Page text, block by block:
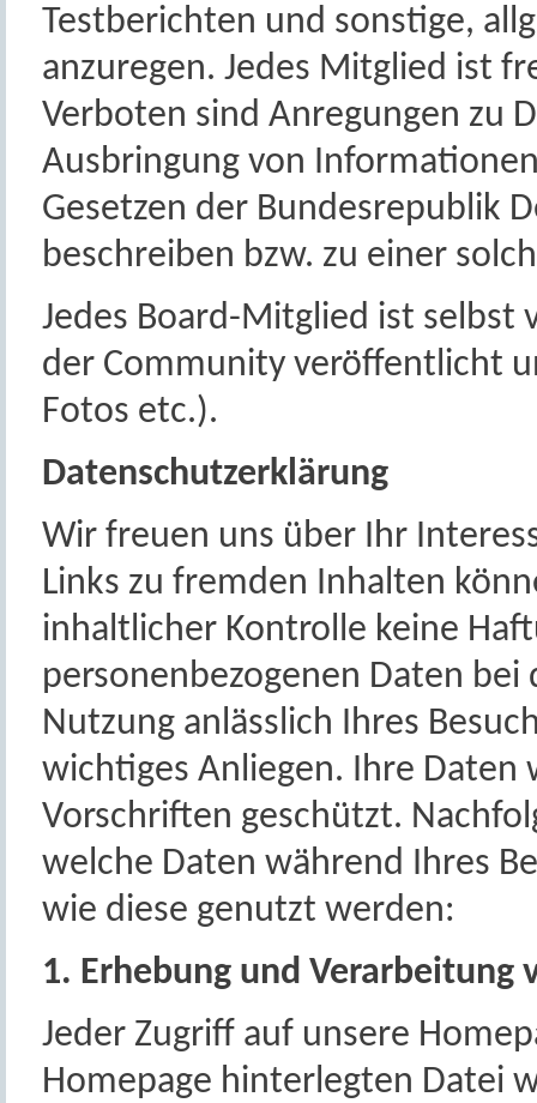
Testberichten und sonstige,
anzuregen. Jedes Mitglied ist
Verboten sind Anregungen zu
Ausbringung von
Gesetzen der Bundesrepublik
beschreiben bzw. zu einer
Jedes Board-Mitglied ist
der Community veröffentlicht
Fotos etc.).
Datenschutzerklärung
Wir freuen uns über Ihr
Links zu fremden Inhalten
inhaltlicher Kontrolle keine
personenbezogenen Daten
Nutzung anlässlich Ihres
wichtiges Anliegen. Ihre Daten
Vorschriften geschützt.
welche Daten während Ihres
wie diese genutzt werden:
1. Erhebung und Verarbeitung
Jeder Zugriff auf unsere
Homepage hinterlegten Datei